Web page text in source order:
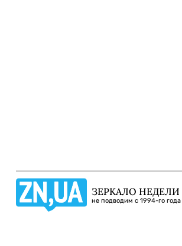
ЗЕРКАЛО НЕДЕЛИ
не подводим с 1994-го года